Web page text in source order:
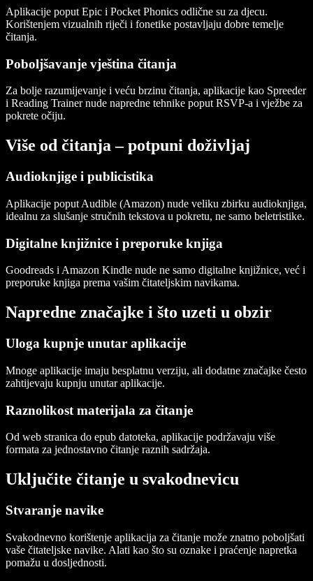
Aplikacije poput Epic i Pocket Phonics odlične su za djecu.
Korištenjem vizualnih riječi i fonetike postavljaju dobre temelje
čitanja.
Poboljšavanje vještina čitanja
Za bolje razumijevanje i veću brzinu čitanja, aplikacije kao Spreeder
i Reading Trainernude napredne tehnike poput RSVP-a i vježbe za
pokrete očiju.
Više od čitanja – potpuni doživljaj
Audioknjige i publicistika
Aplikacije poput Audible (Amazon) nude veliku zbirku audioknjiga,
idealnu za slušanje stručnih tekstova u pokretu, ne samo beletristike.
Digitalne knjižnice i preporuke knjiga
Goodreads i Amazon Kindle nude ne samo digitalne knjižnice, već i
preporuke knjiga prema vašim čitateljskim navikama.
Napredne značajke i što uzeti u obzir
Uloga kupnje unutar aplikacije
Mnoge aplikacije imaju besplatnu verziju, ali dodatne značajke često
zahtijevaju kupnju unutar aplikacije.
Raznolikost materijala za čitanje
Od web stranica do epub datoteka, aplikacije podržavaju više
formata za jednostavno čitanje raznih sadržaja.
Uključite čitanje u svakodnevicu
Stvaranje navike
Svakodnevno korištenje aplikacija za čitanje može znatno poboljšati
vaše čitateljske navike. Alati kao što su oznake i praćenje napretka
pomažu u dosljednosti.